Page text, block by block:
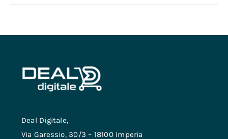
Deal Digitale,
Via Garessio, 30/3 – 18100 Imperia